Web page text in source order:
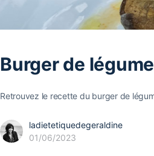
Burger de
Retrouvez le recette du burger de
ladietetiquedegeraldine
01/06/2023